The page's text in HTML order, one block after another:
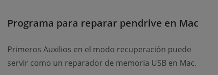
Programa para reparar pendrive en Mac
Primeros Auxilios en el modo recuperación puede
servir como un reparador de memoria USB en Mac.